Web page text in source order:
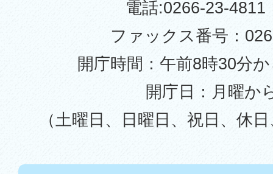
電話:0266-23-4811
ファックス番号：
開庁時間：午前8時30分
開庁日：月曜か
（土曜日、日曜日、祝日、休